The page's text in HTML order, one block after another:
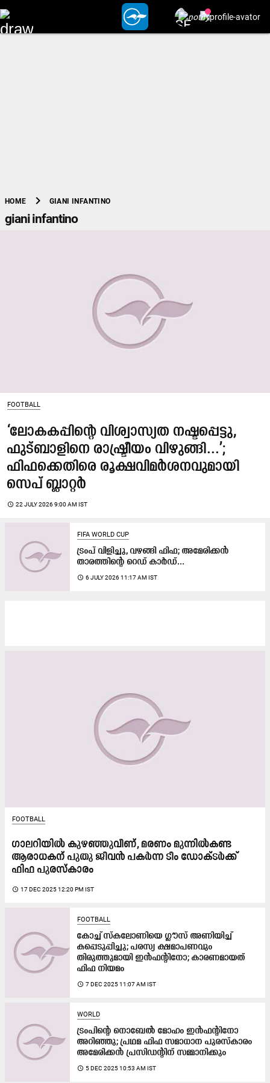
HOME chevron_right GIANI INFANTINO
giani infantino
FOOTBALL
‘ലോകകപ്പിന്‍റെ വിശ്വാസ്യത നഷ്ടപ്പെട്ടു,
ഫുട്ബാളിനെ രാഷ്ട്രീയം വിഴുങ്ങി...’;
ഫിഫക്കെതിരെ രൂക്ഷവിമർശനവുമായി
സെപ് ബ്ലാറ്റർ
access_time 22 JULY 2026 9:00 AM IST
FIFA WORLD CUP
ട്രംപ് വിളിച്ചു, വഴങ്ങി ഫിഫ; അമേരിക്കൻ
താരത്തിന്‍റെ റെഡ് കാർഡ്...
access_time 6 JULY 2026 11:17 AM IST
FOOTBALL
ഗാലറിയിൽ കുഴഞ്ഞുവീണ്, മരണം മുന്നിൽകണ്ട
ആരാധകന് പുതു ജീവൻ പകർന്ന ടീം ഡോക്ടർക്ക്
ഫിഫ പുരസ്കാരം
access_time 17 DEC 2025 12:20 PM IST
FOOTBALL
കോച്ച് സ്കലോണിയെ ഗ്ലൗസ് അണിയിച്ച്
കപ്പെടുപ്പിച്ചു; പരസ്യ ക്ഷമാപണവും
തിരുത്തുമായി ഇൻഫന്റിനോ; കാരണമായത്
ഫിഫ നിയമം
access_time 7 DEC 2025 11:07 AM IST
WORLD
ട്രംപിന്റെ നൊബേൽ മോഹം ഇൻഫന്റിനോ
അറിഞ്ഞു; പ്രഥമ ഫിഫ സമാധാന പുരസ്കാരം
അമേരിക്കൻ ​പ്രസിഡന്റിന് സമ്മാനിക്കും
access_time 5 DEC 2025 10:53 AM IST